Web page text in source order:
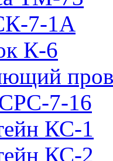
7-1А
К-6
7-16
КС-1
КС-2